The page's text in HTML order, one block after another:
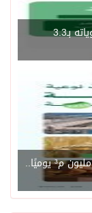
الائتمان المصرفي في المملكة عند أعلى مستوياته بـ3.3
“البيئة”: إمدادات المياه في المملكة تتجاوز 16 مليون م³ يوميًا..